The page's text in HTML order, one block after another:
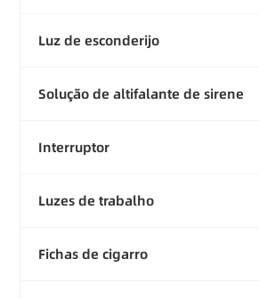
Luz de esconderijo
Solução de altifalante de sirene
Interruptor
Luzes de trabalho
Fichas de cigarro